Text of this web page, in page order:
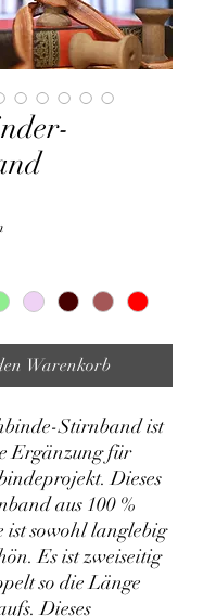
Warenkorb
Stirnband ist
Ergänzung für
Dieses
aus 100 %
ist sowohl langlebig
Es ist zweiseitig
so die Länge
Dieses